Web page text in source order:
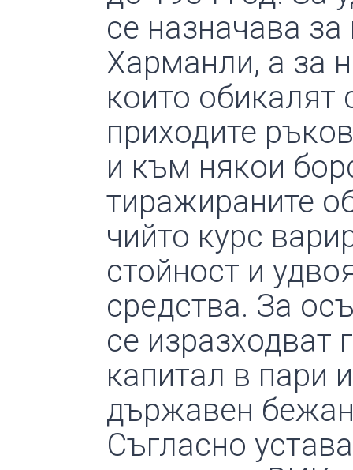
се назначава
Харманли, а за
които обикалят
приходите
и към някои
тиражираните
чийто курс
стойност и
средства. За
се изразходват
капитал в пари
държавен
Съгласно